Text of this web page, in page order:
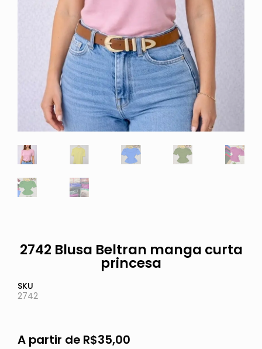
2742 Blusa Beltran manga curta
princesa
SKU
2742
A partir de R$35,00